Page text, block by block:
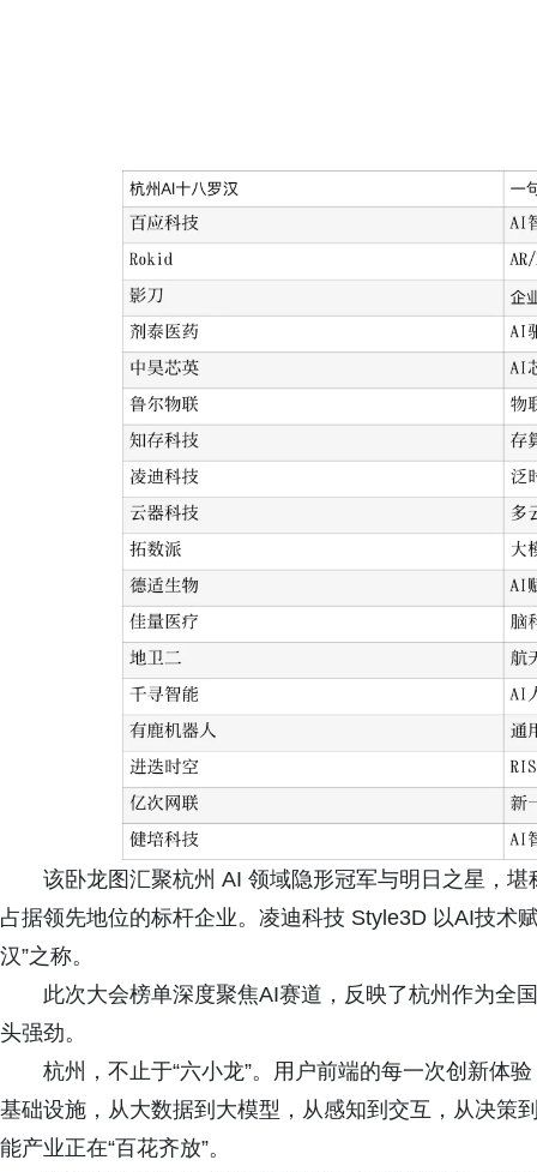
该卧龙图汇聚杭州 AI 领域隐形冠军与明日之星，
占据领先地位的标杆企业。凌迪科技 Style3D 以AI技术
汉”之称。
此次大会榜单深度聚焦AI赛道，反映了杭州作为全
头强劲。
杭州，不止于“六小龙”。用户前端的每一次创新体
基础设施，从大数据到大模型，从感知到交互，从决策
能产业正在“百花齐放”。